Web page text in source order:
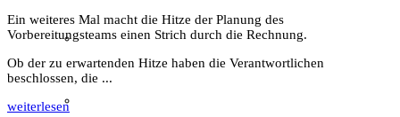
Archäologie
Ein weiteres Mal macht die Hitze der Planung des
Vorbereitungsteams einen Strich durch die Rechnung.
Ob der zu erwartenden Hitze haben die Verantwortlichen
beschlossen, die ...
weiterlesen